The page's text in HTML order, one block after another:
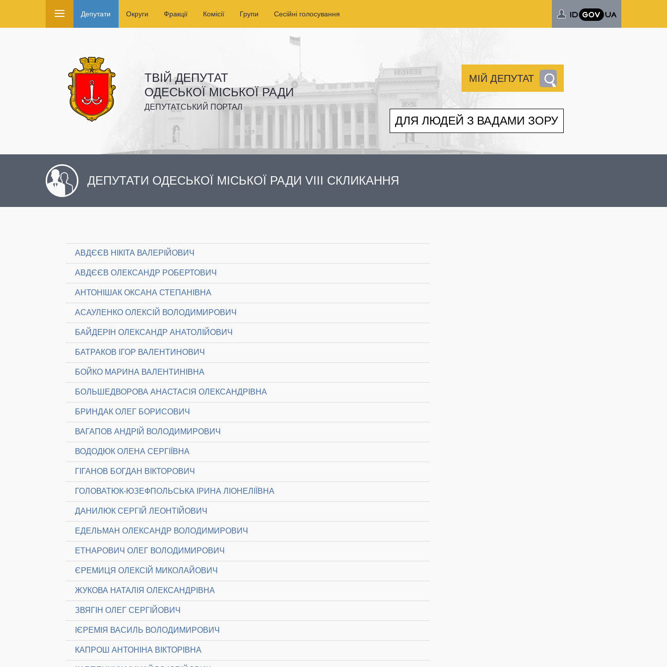
Депутати Округи Фракції Комісії Групи Сесійні голосування
ТВІЙ ДЕПУТАТ
ОДЕСЬКОЇ МІСЬКОЇ РАДИ
ДЕПУТАТСЬКИЙ ПОРТАЛ
МІЙ ДЕПУТАТ
ДЛЯ ЛЮДЕЙ З ВАДАМИ ЗОРУ
ДЕПУТАТИ ОДЕСЬКОЇ МІСЬКОЇ РАДИ VIII СКЛИКАННЯ
АВДЄЄВ НІКІТА ВАЛЕРІЙОВИЧ
АВДЄЄВ ОЛЕКСАНДР РОБЕРТОВИЧ
АНТОНІШАК ОКСАНА СТЕПАНІВНА
АСАУЛЕНКО ОЛЕКСІЙ ВОЛОДИМИРОВИЧ
БАЙДЕРІН ОЛЕКСАНДР АНАТОЛІЙОВИЧ
БАТРАКОВ ІГОР ВАЛЕНТИНОВИЧ
БОЙКО МАРИНА ВАЛЕНТИНІВНА
БОЛЬШЕДВОРОВА АНАСТАСІЯ ОЛЕКСАНДРІВНА
БРИНДАК ОЛЕГ БОРИСОВИЧ
ВАГАПОВ АНДРІЙ ВОЛОДИМИРОВИЧ
ВОДОДЮК ОЛЕНА СЕРГІЇВНА
ГІГАНОВ БОГДАН ВІКТОРОВИЧ
ГОЛОВАТЮК-ЮЗЕФПОЛЬСЬКА ІРИНА ЛІОНЕЛІЇВНА
ДАНИЛЮК СЕРГІЙ ЛЕОНТІЙОВИЧ
ЕДЕЛЬМАН ОЛЕКСАНДР ВОЛОДИМИРОВИЧ
ЕТНАРОВИЧ ОЛЕГ ВОЛОДИМИРОВИЧ
ЄРЕМИЦЯ ОЛЕКСІЙ МИКОЛАЙОВИЧ
ЖУКОВА НАТАЛІЯ ОЛЕКСАНДРІВНА
ЗВЯГІН ОЛЕГ СЕРГІЙОВИЧ
ІЄРЕМІЯ ВАСИЛЬ ВОЛОДИМИРОВИЧ
КАПРОШ АНТОНІНА ВІКТОРІВНА